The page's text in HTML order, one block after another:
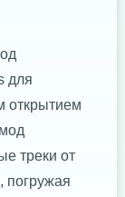
для
открытием
треки от
погружая